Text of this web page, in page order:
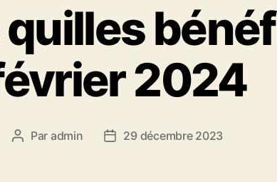
2024
Auteur
Par admin
Date29 décembre 2023